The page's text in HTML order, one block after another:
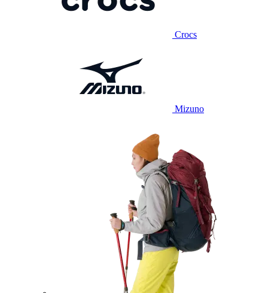
Crocs
Mizuno